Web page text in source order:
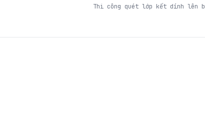
Thi công quét lớp kết dính lên